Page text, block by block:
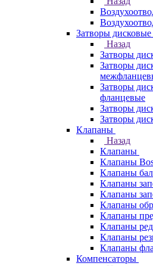
Затворы дисковые
Назад
Затворы
Затворы
Затворы
фланцевые
Затворы
Затворы
Клапаны
Назад
Клапаны
Клапаны
Клапаны
Клапаны
Клапаны
Клапаны
Клапаны
Клапаны
Клапаны
Клапаны
Компенсаторы